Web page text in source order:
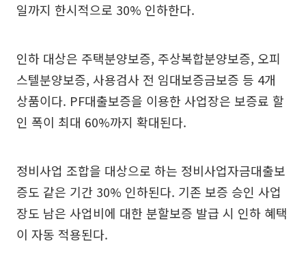
일까지 한시적으로 30% 인하한다.
인하 대상은 주택분양보증, 주상복합분양보증, 오피
스텔분양보증, 사용검사 전 임대보증금보증 등 4개
상품이다. PF대출보증을 이용한 사업장은 보증료 할
인 폭이 최대 60%까지 확대된다.
정비사업 조합을 대상으로 하는 정비사업자금대출보
증도 같은 기간 30% 인하된다. 기존 보증 승인 사업
장도 남은 사업비에 대한 분할보증 발급 시 인하 혜택
이 자동 적용된다.